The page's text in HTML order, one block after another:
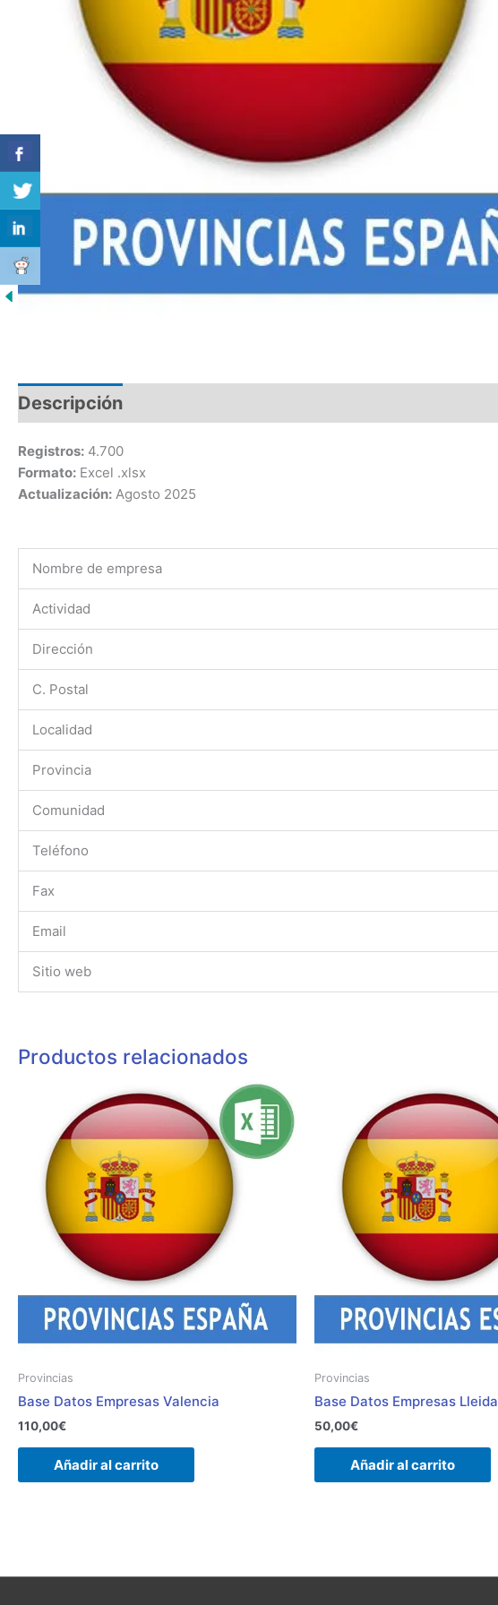
Descripción
Registros: 4.700
Formato: Excel .xlsx
Actualización: Agosto 2025
Nombre de empresa
Actividad
Dirección
C. Postal
Localidad
Provincia
Comunidad
Teléfono
Fax
Email
Sitio web
Productos relacionados
Provincias
Base Datos Empresas Valencia
110,00€
Añadir al carrito
Provincias
Base Datos Empresas Lleida
50,00€
Añadir al carrito